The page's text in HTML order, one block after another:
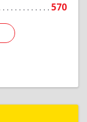
570